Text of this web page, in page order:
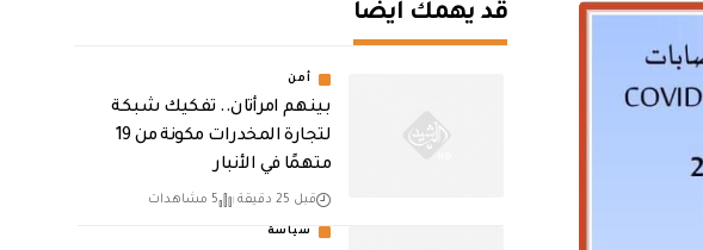
قد يهمك أيضا
أمن
بينهم امرأتان.. تفكيك شبكة
لتجارة المخدرات مكونة من 19
متهمًا في الأنبار
قبل 25 دقيقة 5 مشاهدات
سياسة